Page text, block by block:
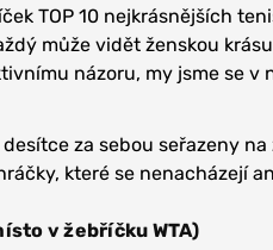
TOP 10 nejkrásnějších
může vidět ženskou
názoru, my jsme se v
za sebou seřazeny
které se nenacházejí
v žebříčku WTA)